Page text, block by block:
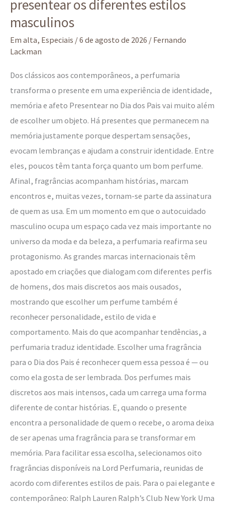
presentear os diferentes estilos
masculinos
Em alta, Especiais /6 de agosto de 2026 / Fernando
Lackman
Dos clássicos aos contemporâneos, a perfumaria
transforma o presente em uma experiência de identidade,
memória e afeto Presentear no Dia dos Pais vai muito além
de escolher um objeto. Há presentes que permanecem na
memória justamente porque despertam sensações,
evocam lembranças e ajudam a construir identidade. Entre
eles, poucos têm tanta força quanto um bom perfume.
Afinal, fragrâncias acompanham histórias, marcam
encontros e, muitas vezes, tornam-se parte da assinatura
de quem as usa. Em um momento em que o autocuidado
masculino ocupa um espaço cada vez mais importante no
universo da moda e da beleza, a perfumaria reafirma seu
protagonismo. As grandes marcas internacionais têm
apostado em criações que dialogam com diferentes perfis
de homens, dos mais discretos aos mais ousados,
mostrando que escolher um perfume também é
reconhecer personalidade, estilo de vida e
comportamento. Mais do que acompanhar tendências, a
perfumaria traduz identidade. Escolher uma fragrância
para o Dia dos Pais é reconhecer quem essa pessoa é — ou
como ela gosta de ser lembrada. Dos perfumes mais
discretos aos mais intensos, cada um carrega uma forma
diferente de contar histórias. E, quando o presente
encontra a personalidade de quem o recebe, o aroma deixa
de ser apenas uma fragrância para se transformar em
memória. Para facilitar essa escolha, selecionamos oito
fragrâncias disponíveis na Lord Perfumaria, reunidas de
acordo com diferentes estilos de pais. Para o pai elegante e
contemporâneo: Ralph Lauren Ralph’s Club New York Uma